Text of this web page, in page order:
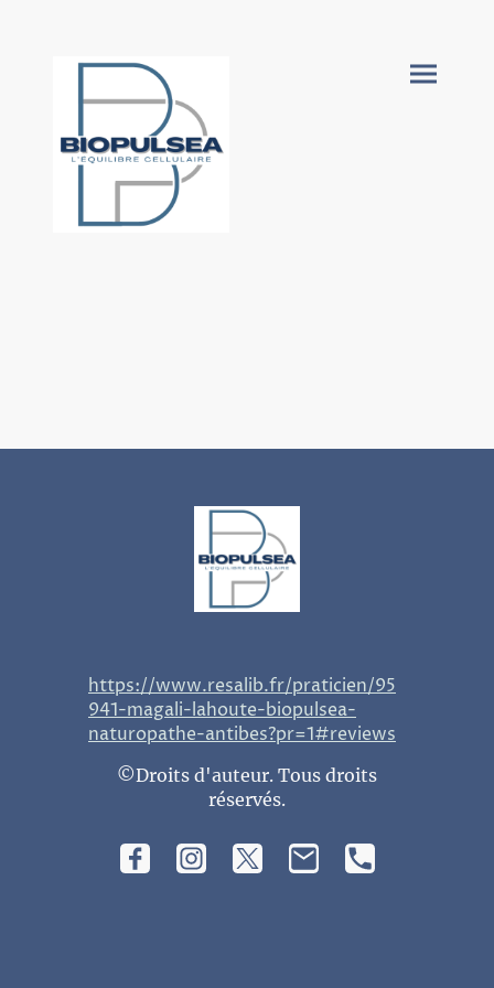
https://www.resalib.fr/praticien/95
941-magali-lahoute-biopulsea-
naturopathe-antibes?pr=1#reviews
©Droits d'auteur. Tous droits
réservés.